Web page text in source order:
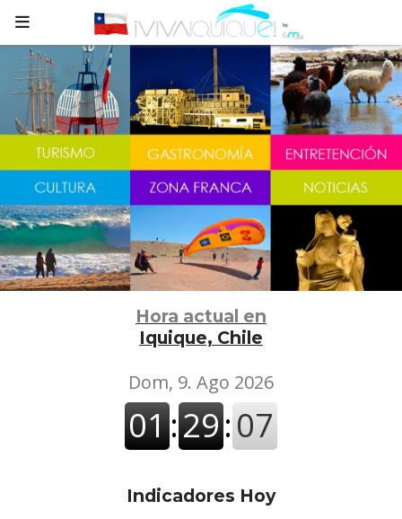
Hora actual en
Iquique, Chile
Indicadores Hoy